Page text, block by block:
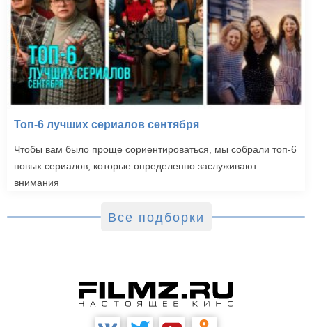
Топ-6 лучших сериалов сентября
Чтобы вам было проще сориентироваться, мы собрали топ-6
новых сериалов, которые определенно заслуживают
внимания
Все подборки